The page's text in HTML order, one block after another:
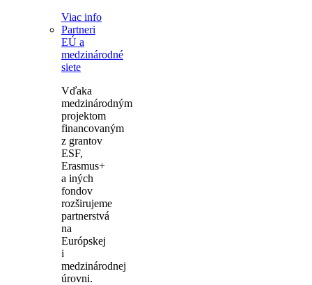
Viac info
Partneri
EÚ a
medzinárodné
siete
Vďaka
medzinárodným
projektom
financovaným
z grantov
ESF,
Erasmus+
a iných
fondov
rozširujeme
partnerstvá
na
Európskej
i
medzinárodnej
úrovni.